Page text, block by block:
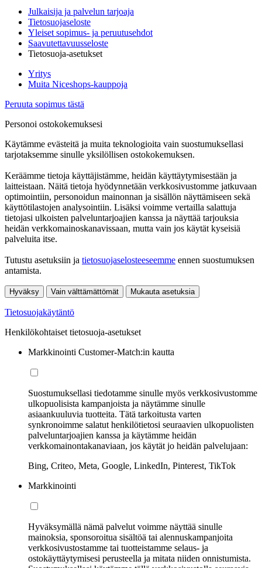
Julkaisija ja palvelun tarjoaja
Tietosuojaseloste
Yleiset sopimus- ja peruutusehdot
Saavutettavuusseloste
Tietosuoja-asetukset
Yritys
Muita Niceshops-kauppoja
Peruuta sopimus tästä
Personoi ostokokemuksesi
Käytämme evästeitä ja muita teknologioita vain suostumuksellasi
tarjotaksemme sinulle yksilöllisen ostokokemuksen.
Keräämme tietoja käyttäjistämme, heidän käyttäytymisestään ja
laitteistaan. Näitä tietoja hyödynnetään verkkosivustomme jatkuvaan
optimointiin, personoidun mainonnan ja sisällön näyttämiseen sekä
käyttötilastojen analysointiin. Lisäksi voimme vertailla salattuja
tietojasi ulkoisten palveluntarjoajien kanssa ja näyttää tarjouksia
heidän verkkomainoskanavissaan, mutta vain jos käytät kyseisiä
palveluita itse.
Tutustu asetuksiin ja tietosuojaselosteeseemme ennen suostumuksen
antamista.
Hyväksy Vain välttämättömät Mukauta asetuksia
Tietosuojakäytäntö
Henkilökohtaiset tietosuoja-asetukset
Markkinointi Customer-Match:in kautta
Suostumuksellasi tiedotamme sinulle myös verkkosivustomme
ulkopuolisista kampanjoista ja näytämme sinulle
asiaankuuluvia tuotteita. Tätä tarkoitusta varten
synkronoimme salatut henkilötietosi seuraavien ulkopuolisten
palveluntarjoajien kanssa ja käytämme heidän
verkkomainontakanaviaan, jos käytät jo heidän palvelujaan:
Bing, Criteo, Meta, Google, LinkedIn, Pinterest, TikTok
Markkinointi
Hyväksymällä nämä palvelut voimme näyttää sinulle
mainoksia, sponsoroitua sisältöä tai alennuskampanjoita
verkkosivustostamme tai tuotteistamme selaus- ja
ostokäyttäytymisesi perusteella ja mitata niiden onnistumista.